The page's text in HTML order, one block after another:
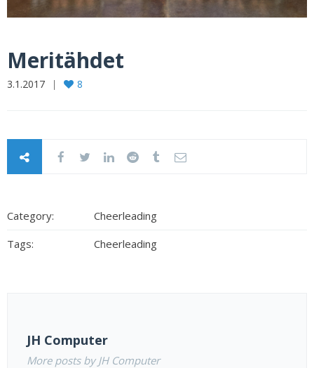
Meritähdet
3.1.2017 8
Category:
Cheerleading
Tags:
Cheerleading
JH Computer
More posts by JH Computer